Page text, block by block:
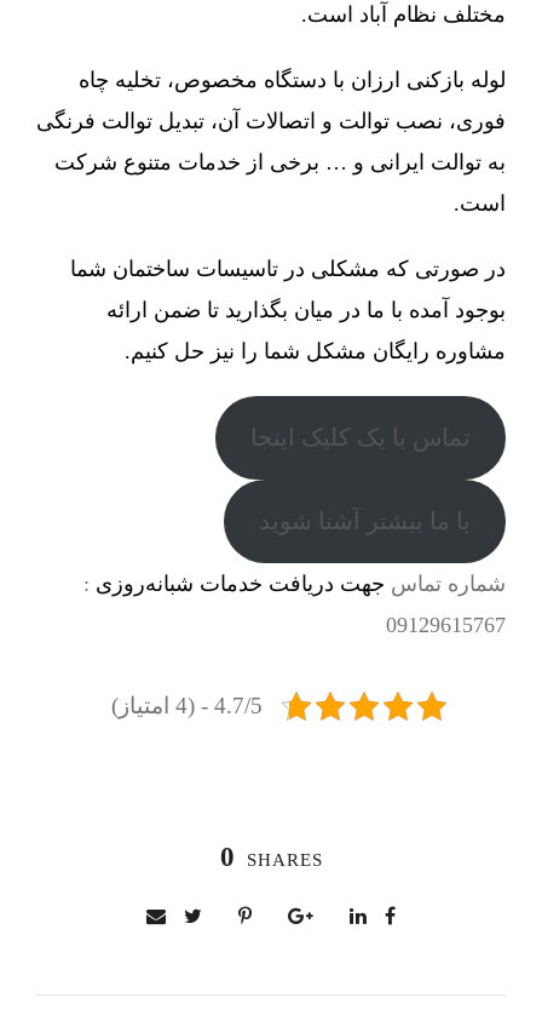
مختلف نظام آباد است.
لوله بازکنی ارزان با دستگاه مخصوص، تخلیه چاه
فوری، نصب توالت و اتصالات آن، تبدیل توالت فرنگی
به توالت ایرانی و … برخی از خدمات متنوع شرکت
است.
در صورتی که مشکلی در تاسیسات ساختمان شما
بوجود آمده با ما در میان بگذارید تا ضمن ارائه
مشاوره رایگان مشکل شما را نیز حل کنیم.
تماس با یک کلیک اینجا
با ما بیشتر آشنا شوید
شماره تماس جهت دریافت خدمات شبانه‌روزی :
09129615767
4.7/5 - (4 امتیاز)
0 SHARES